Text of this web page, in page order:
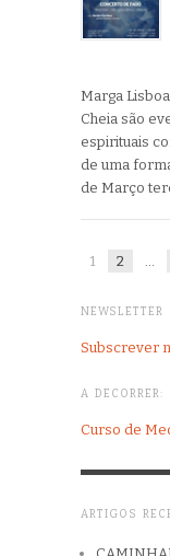
Marga
Cheia são
espirituais
de uma
de Março
1 2
NEWSLETTER
Subscrever
A DECORRER:
Curso de
ARTIGOS